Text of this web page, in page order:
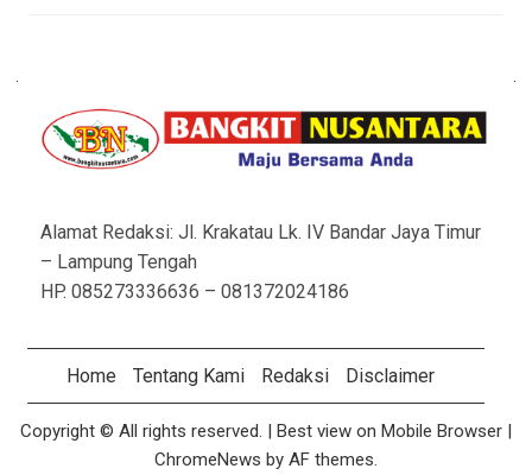
Alamat Redaksi: Jl. Krakatau Lk. IV Bandar Jaya Timur
– Lampung Tengah
HP. 085273336636 – 081372024186
Home Tentang Kami Redaksi Disclaimer
Copyright © All rights reserved. | Best view on Mobile Browser |
ChromeNews by AF themes.